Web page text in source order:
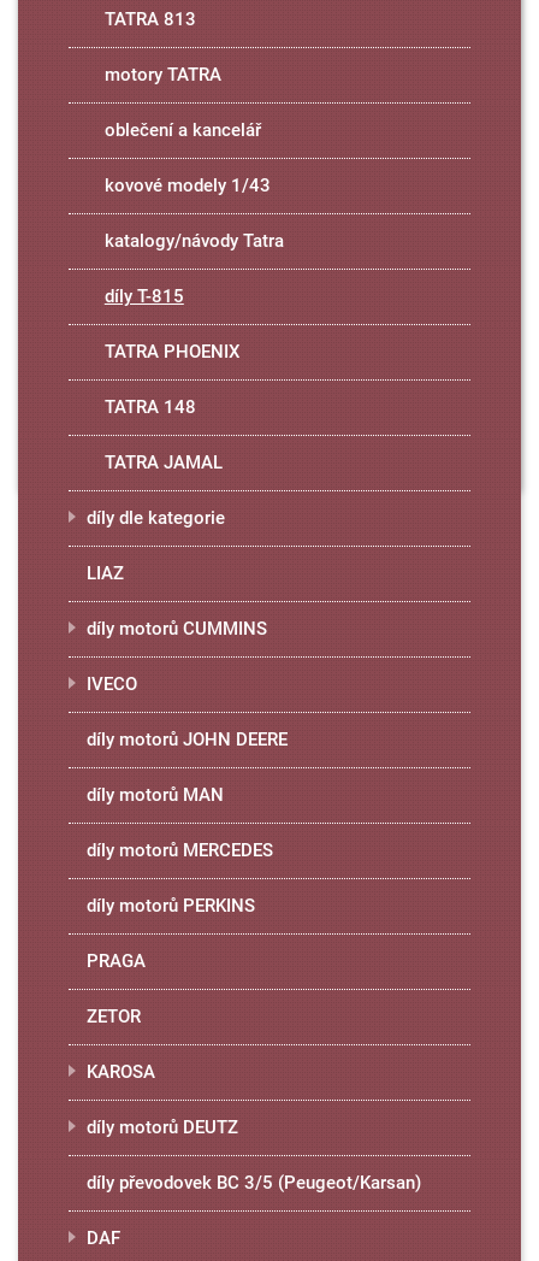
TATRA 813
motory TATRA
oblečení a kancelář
kovové modely 1/43
katalogy/návody Tatra
díly T-815
TATRA PHOENIX
TATRA 148
TATRA JAMAL
díly dle kategorie
LIAZ
díly motorů CUMMINS
IVECO
díly motorů JOHN DEERE
díly motorů MAN
díly motorů MERCEDES
díly motorů PERKINS
PRAGA
ZETOR
KAROSA
díly motorů DEUTZ
díly převodovek BC 3/5 (Peugeot/Karsan)
DAF